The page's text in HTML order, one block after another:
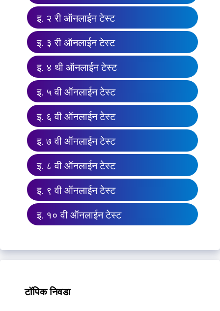
इ. २ री ऑनलाईन टेस्ट
इ. ३ री ऑनलाईन टेस्ट
इ. ४ थी ऑनलाईन टेस्ट
इ. ५ वी ऑनलाईन टेस्ट
इ. ६ वी ऑनलाईन टेस्ट
इ. ७ वी ऑनलाईन टेस्ट
इ. ८ वी ऑनलाईन टेस्ट
इ. ९ वी ऑनलाईन टेस्ट
इ. १० वी ऑनलाईन टेस्ट
टॉपिक निवडा